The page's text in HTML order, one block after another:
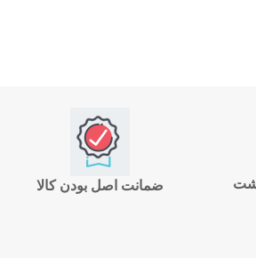
ضمانت اصل بودن کالا